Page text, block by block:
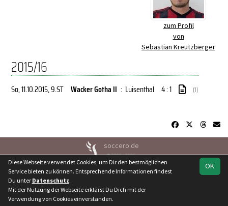
zum Profil
von
Sebastian Kreutzberger
2015/16
So, 11.10.2015, 9.ST Wacker Gotha II : Luisenthal 4 : 1 (1)
soccero.de
© 2006 - 2026
Besucherstatistik Kontakt Geburtstage
Impressum
OK
Diese Webseite verwendet Cookies, um Dir den bestmöglichen
Service bieten zu können. Entsprechende Informationen findest
Du unter Datenschutz.
Mit der Nutzung der Webseite erklärst Du Dich mit der
Verwendung von Cookies einverstanden.